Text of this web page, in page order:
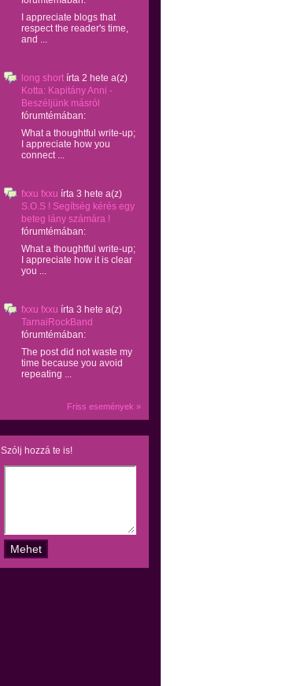
I appreciate blogs that
respect the reader's time,
and ...
long short írta 2 hete a(z)
Kotta: Kapitány Anni -
Beszéljünk másról
fórumtémában:
What a thoughtful write-up;
I appreciate how you
connect ...
fxxu fxxu írta 3 hete a(z)
S.O.S ! Segítség kérés egy
beteg lány számára !
fórumtémában:
What a thoughtful write-up;
I appreciate how it is clear
you ...
fxxu fxxu írta 3 hete a(z)
TarnaiRockBand
fórumtémában:
The post did not waste my
time because you avoid
repeating ...
Friss események »
Szólj hozzá te is!